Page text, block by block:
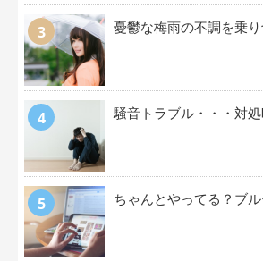
憂鬱な梅雨の不調を乗
騒音トラブル・・・対
ちゃんとやってる？ブ